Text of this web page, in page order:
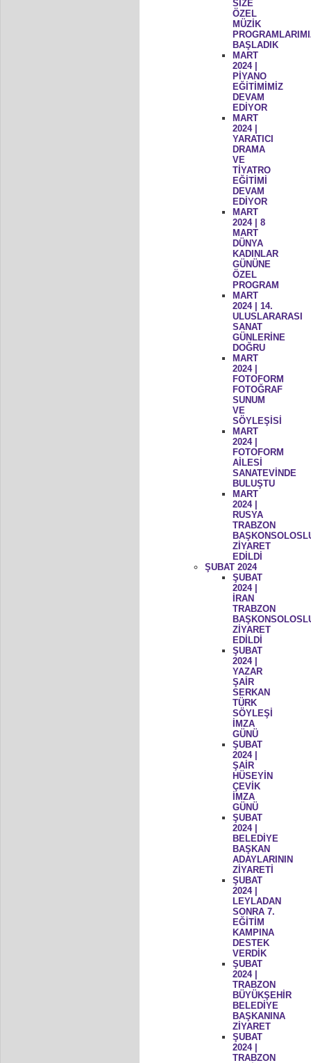
SİZE
ÖZEL
MÜZİK
BAŞLADIK
MART
2024 |
PİYANO
EĞİTİMİMİZ
DEVAM
EDİYOR
MART
2024 |
YARATICI
DRAMA
VE
TİYATRO
EĞİTİMİ
DEVAM
EDİYOR
MART
2024 | 8
MART
DÜNYA
KADINLAR
GÜNÜNE
ÖZEL
PROGRAM
MART
2024 | 14.
ULUSLARARASI
SANAT
GÜNLERİNE
DOĞRU
MART
2024 |
FOTOFORM
FOTOĞRAF
SUNUM
VE
SÖYLEŞİSİ
MART
2024 |
FOTOFORM
AİLESİ
SANATEVİNDE
BULUŞTU
MART
2024 |
RUSYA
TRABZON
ZİYARET
EDİLDİ
ŞUBAT 2024
ŞUBAT
2024 |
İRAN
TRABZON
ZİYARET
EDİLDİ
ŞUBAT
2024 |
YAZAR
ŞAİR
SERKAN
TÜRK
SÖYLEŞİ
İMZA
GÜNÜ
ŞUBAT
2024 |
ŞAİR
HÜSEYİN
ÇEVİK
İMZA
GÜNÜ
ŞUBAT
2024 |
BELEDİYE
BAŞKAN
ADAYLARININ
ZİYARETİ
ŞUBAT
2024 |
LEYLADAN
SONRA 7.
EĞİTİM
KAMPINA
DESTEK
VERDİK
ŞUBAT
2024 |
TRABZON
BÜYÜKŞEHİR
BELEDİYE
BAŞKANINA
ZİYARET
ŞUBAT
2024 |
TRABZON